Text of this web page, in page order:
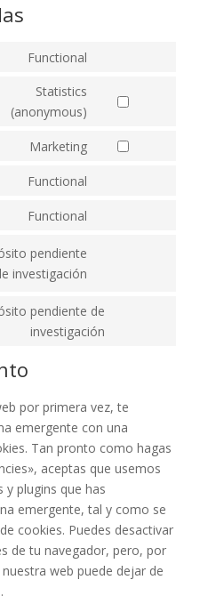
Functional
service
Statistics
(anonymous)
Consent
service
Marketing
Consent
Functional
Functional
pendiente
investigación
service
divi-
pendiente de
investigación
por primera vez, te
emergente con una
Tan pronto como hagas
aceptas que usemos
y plugins que has
emergente, tal y como se
cookies. Puedes desactivar
de tu navegador, pero, por
web puede dejar de